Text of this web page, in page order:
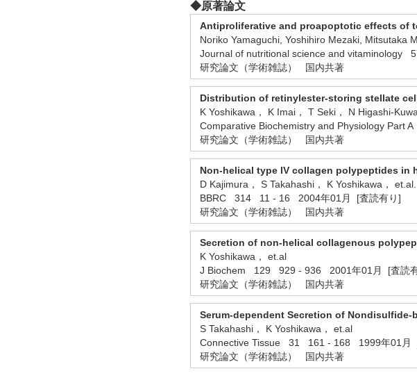
◆原著論文
Antiproliferative and proapoptotic effects of
Noriko Yamaguchi, Yoshihiro Mezaki, Mitsutaka
Journal of nutritional science and vitaminology
研究論文（学術雑誌） 国内共著
Distribution of retinylester-storing stellate
K Yoshikawa， K Imai， T Seki， N Higashi-
Comparative Biochemistry and Physiology
研究論文（学術雑誌） 国内共著
Non-helical type IV collagen polypeptides in
D Kajimura， S Takahashi， K Yoshikawa， et.al.
BBRC 314 11 - 16 2004年01月 [査読有り]
研究論文（学術雑誌） 国内共著
Secretion of non-helical collagenous
K Yoshikawa， et.al
J Biochem 129 929 - 936 2001年01月 [査読
研究論文（学術雑誌） 国内共著
Serum-dependent Secretion of
S Takahashi， K Yoshikawa， et.al
Connective Tissue 31 161 - 168 1999年01月
研究論文（学術雑誌） 国内共著